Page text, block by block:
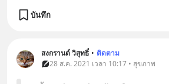
บันทึก
สงกรานต์ วิสุทธิ์ • ติดตาม
28 ส.ค. 2021 เวลา 10:17 • สุขภาพ